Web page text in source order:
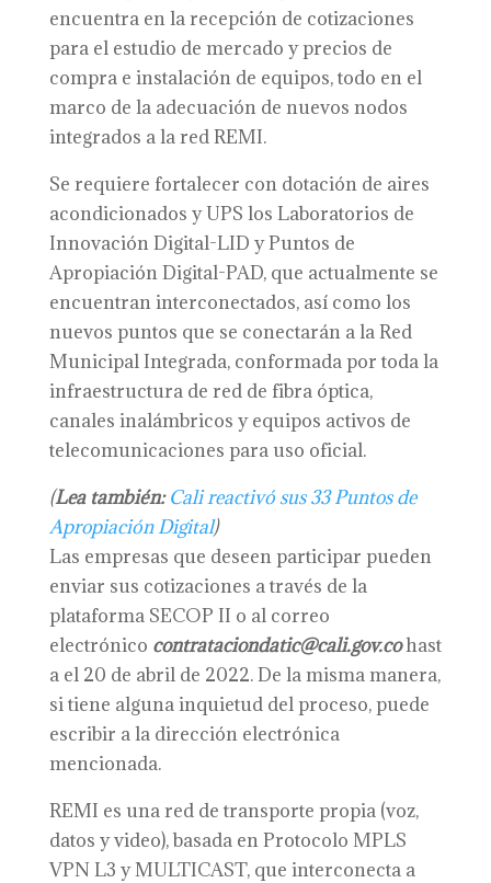
encuentra en la recepción de cotizaciones
para el estudio de mercado y precios de
compra e instalación de equipos, todo en el
marco de la adecuación de nuevos nodos
integrados a la red REMI.
Se requiere fortalecer con dotación de aires
acondicionados y UPS los Laboratorios de
Innovación Digital-LID y Puntos de
Apropiación Digital-PAD, que actualmente se
encuentran interconectados, así como los
nuevos puntos que se conectarán a la Red
Municipal Integrada, conformada por toda la
infraestructura de red de fibra óptica,
canales inalámbricos y equipos activos de
telecomunicaciones para uso oficial.
(Lea también: Cali reactivó sus 33 Puntos de
Apropiación Digital)
Las empresas que deseen participar pueden
enviar sus cotizaciones a través de la
plataforma SECOP II o al correo
electrónico contrataciondatic@cali.gov.cohast
a el 20 de abril de 2022. De la misma manera,
si tiene alguna inquietud del proceso, puede
escribir a la dirección electrónica
mencionada.
REMI es una red de transporte propia (voz,
datos y video), basada en Protocolo MPLS
VPN L3 y MULTICAST, que interconecta a